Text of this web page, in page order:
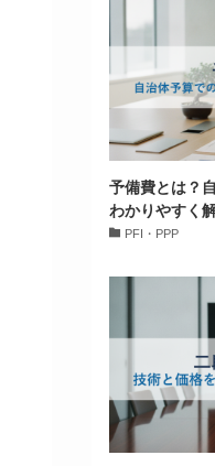
予備費とは？
わかりやすく
PFI・PPP